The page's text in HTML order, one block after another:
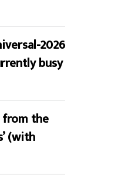
2026
busy
from the
(with